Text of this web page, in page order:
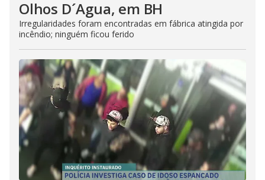
Olhos D´Agua, em BH
Irregularidades foram encontradas em fábrica atingida por
incêndio; ninguém ficou ferido